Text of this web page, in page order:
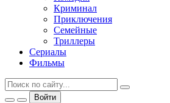
Криминал
Приключения
Семейные
Триллеры
Сериалы
Фильмы
Войти